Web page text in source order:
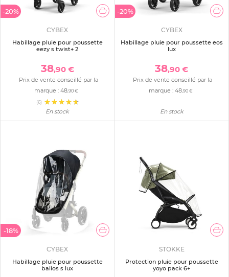
-20%
CYBEX
Habillage pluie pour poussette
eezy s twist+ 2
38,90 €
Prix de vente conseillé par la
marque :48 ,90 €
(6)
En stock
-20%
CYBEX
Habillage pluie pour poussette eos
lux
38,90 €
Prix de vente conseillé par la
marque : 48,90 €
En stock
-18%
CYBEX
Habillage pluie pour poussette
balios s lux
STOKKE
Protection pluie pour poussette
yoyo pack 6+